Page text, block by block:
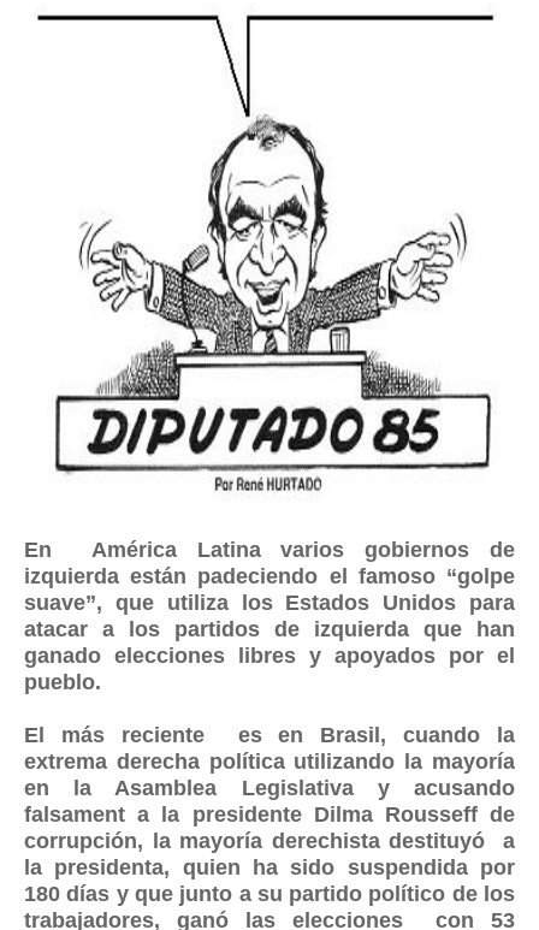
En América Latina varios gobiernos de
izquierda están padeciendo el famoso “golpe
suave”, que utiliza los Estados Unidos para
atacar a los partidos de izquierda que han
ganado elecciones libres y apoyados por el
pueblo.
El más reciente es en Brasil, cuando la
extrema derecha política utilizando la mayoría
en la Asamblea Legislativa y acusando
falsament a la presidente Dilma Rousseff de
corrupción, la mayoría derechista destituyó a
la presidenta, quien ha sido suspendida por
180 días y que junto a su partido político de los
trabajadores, ganó las elecciones con 53